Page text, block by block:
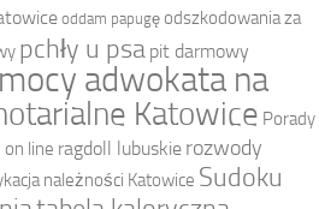
oddam papugę odszkodowania za
pchły u psa pit darmowy
adwokata na
Katowice Porady
line ragdoll lubuskie rozwody
należności Katowice Sudoku